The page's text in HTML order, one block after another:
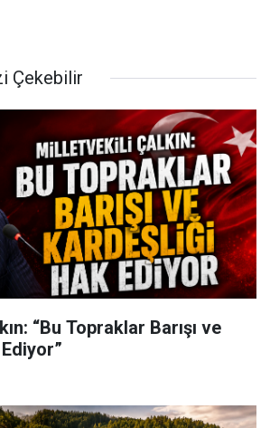
Çekebilir
“Bu Topraklar Barışı ve